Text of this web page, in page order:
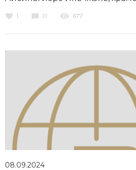
Революции и народные
Северная Америка
Социально-экономическая
Специальные исторические
СССР
1 0 677
08.09.2024